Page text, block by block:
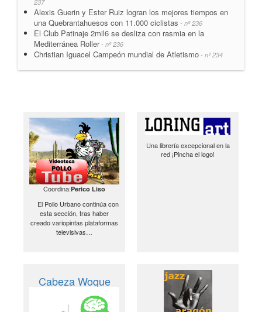
237
Alexis Guerin y Ester Ruiz logran los mejores tiempos en
una Quebrantahuesos con 11.000 ciclistas - nº 236
El Club Patinaje 2mil6 se desliza con rasmia en la
Mediterránea Roller- nº 236
Christian Iguacel Campeón mundial de Atletismo - nº 234
Coordina:Perico Liso
El Pollo Urbano continúa con
esta sección, tras haber
creado variopintas plataformas
televisivas…
Una librería excepcional en la
red ¡Pincha el logo!
Cabeza Woque